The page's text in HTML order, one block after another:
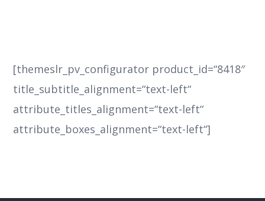
[themeslr_pv_configurator product_id=“8418″
title_subtitle_alignment=“text-left“
attribute_titles_alignment=“text-left“
attribute_boxes_alignment=“text-left“]